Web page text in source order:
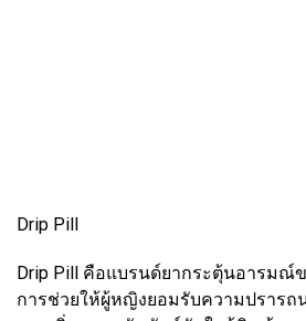
Drip Pill
Drip Pill คือแบรนด์ยากระตุ้นอารม
การช่วยให้ผู้หญิงยอมรับความปรารถ